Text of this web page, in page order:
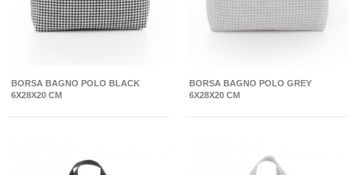
BORSA BAGNO POLO BLACK
6X28X20 CM
BORSA BAGNO POLO GREY
6X28X20 CM